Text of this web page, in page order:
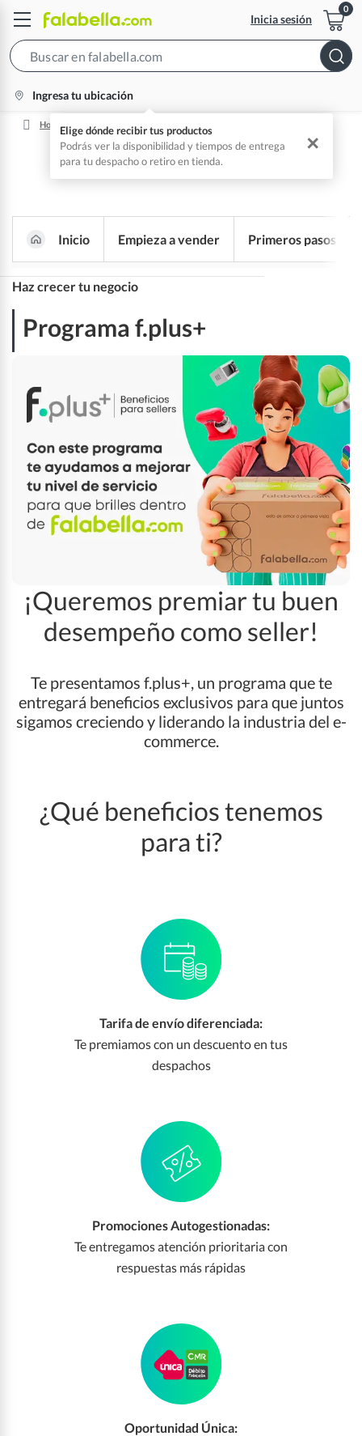
Inicia sesión
location-
Ingresa tu ubicación
Elige dónde recibir tus productos
Podrás ver la disponibilidad y tiempos de entrega
para tu despacho o retiro en tienda.
✕
Home Programa De Beneficios Para Sellers
Inicio Empieza a vender Primeros pasos
Nace un nuevo espacio para ti
Analytics y Pricing​
Servicios logísticos
Servicios financieros
Canales de contacto
Haz crecer tu negocio
Programa f.plus+
¡Queremos premiar tu buen
desempeño como seller!
Te presentamos f.plus+, un programa que te
entregará beneficios exclusivos para que juntos
sigamos creciendo y liderando la industria del e-
commerce.
¿Qué beneficios tenemos
para ti?
Tarifa de envío diferenciada:
Te premiamos con un descuento en tus
despachos
Promociones Autogestionadas:
Te entregamos atención prioritaria con
respuestas más rápidas
Oportunidad Única: